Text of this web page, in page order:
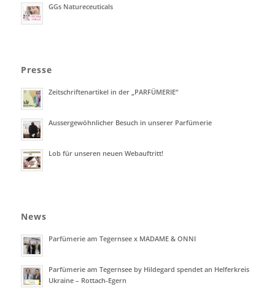
GGs Natureceuticals
Presse
Zeitschriftenartikel in der „PARFÜMERIE“
Aussergewöhnlicher Besuch in unserer Parfümerie
Lob für unseren neuen Webauftritt!
News
Parfümerie am Tegernsee x MADAME & ONNI
Parfümerie am Tegernsee by Hildegard spendet an Helferkreis
Ukraine – Rottach-Egern